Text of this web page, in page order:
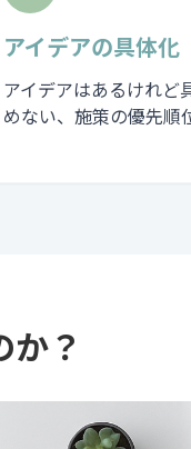
アイデアの具体化
アイデアはあるけれど
めない、施策の優先順
？